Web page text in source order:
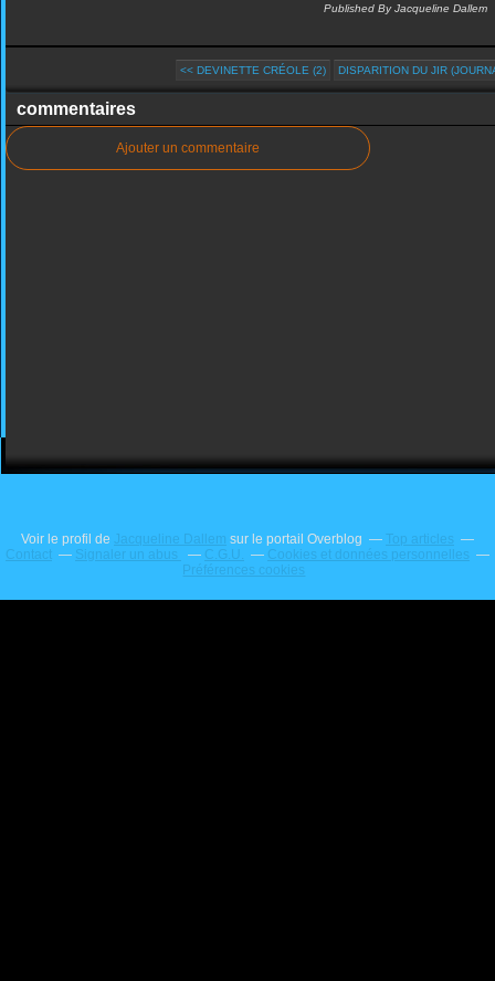
Published By Jacqueline Dallem
<< DEVINETTE CRÉOLE (2) DISPARITION DU JIR
commentaires
Ajouter un commentaire
Voir le profil de Jacqueline Dallem sur le portail Overblog
Top articles
Contact
Signaler un abus C.G.U.
Cookies et données personnelles
Préférences cookies